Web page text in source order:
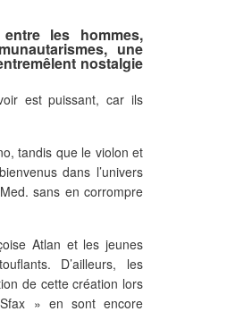
les hommes,
une
nostalgie
est puissant, car ils
tandis que le violon et
dans l’univers
sans en corrompre
Atlan et les jeunes
D’ailleurs, les
de cette création lors
» en sont encore